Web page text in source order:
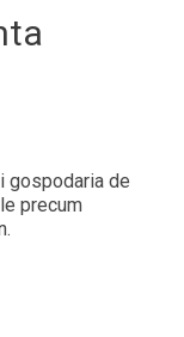
gospodaria de
precum